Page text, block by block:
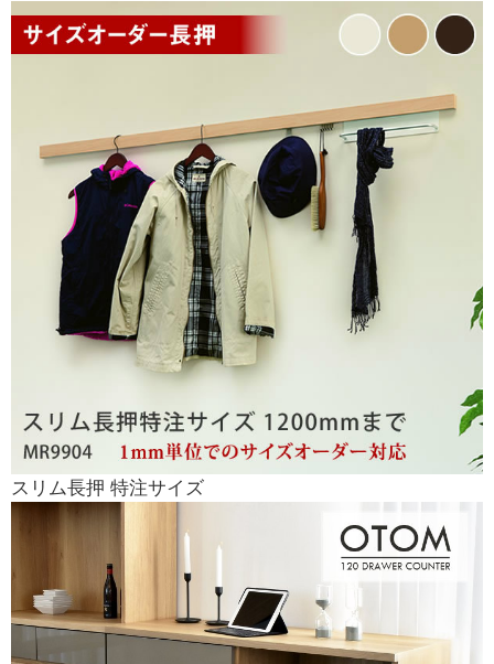
スリム長押 特注サイズ